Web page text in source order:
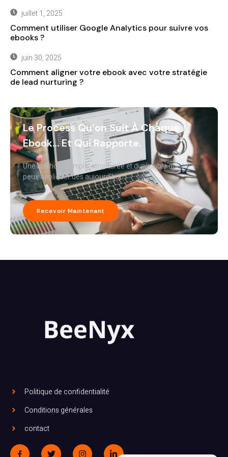
juillet 1, 2025
Comment utiliser Google Analytics pour suivre vos
ebooks ?
juin 30, 2025
Comment aligner votre ebook avec votre stratégie
de lead nurturing ?
Le Process Qu’on Suit À Chaque
Ebook… Et Qui Rapporte.
Une méthode simple, structurée et duplicable que tu
peux appliquer dès aujourd’hui.
Recevoir Maintenant
Politique de confidentialité
Conditions générales
contact